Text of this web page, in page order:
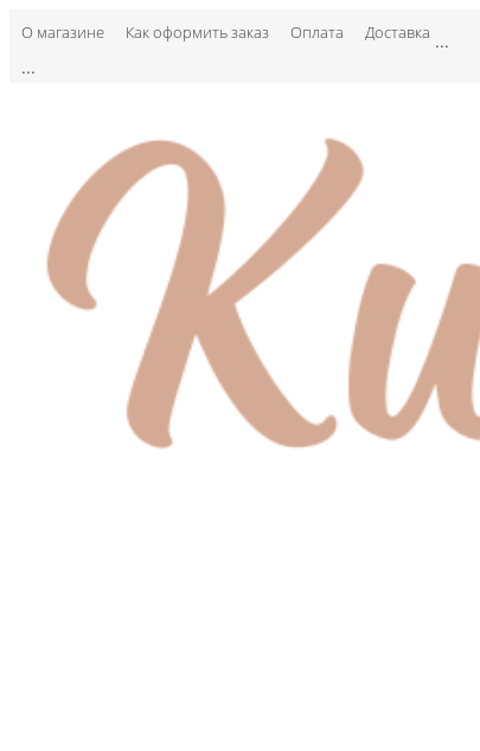
О магазине Как оформить заказ Оплата Доставка ...
...